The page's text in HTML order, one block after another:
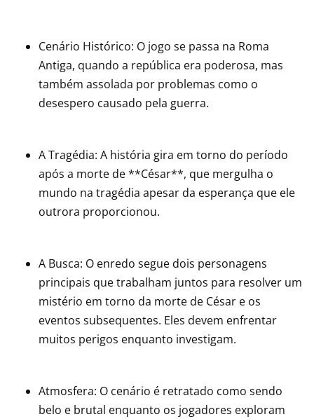
Cenário Histórico: O jogo se passa na Roma
Antiga, quando a república era poderosa, mas
também assolada por problemas como o
desespero causado pela guerra.
A Tragédia: A história gira em torno do período
após a morte de **César**, que mergulha o
mundo na tragédia apesar da esperança que ele
outrora proporcionou.
A Busca: O enredo segue dois personagens
principais que trabalham juntos para resolver um
mistério em torno da morte de César e os
eventos subsequentes. Eles devem enfrentar
muitos perigos enquanto investigam.
Atmosfera: O cenário é retratado como sendo
belo e brutal enquanto os jogadores exploram